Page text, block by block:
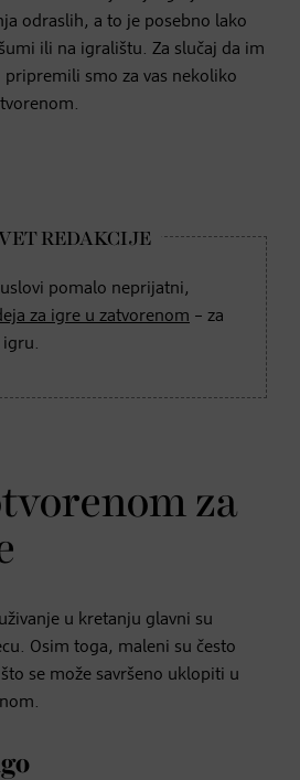
odraslih, a to je posebno lako
ili na igralištu. Za slučaj da im
pripremili smo za vas nekoliko
pomalo neprijatni,
za igre u zatvorenom – za
igru.
za
u kretanju glavni su
Osim toga, maleni su često
se može savršeno uklopiti u